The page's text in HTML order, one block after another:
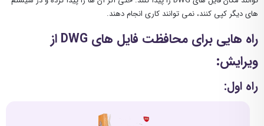
های دیگر کپی کنند، نمی توانند کاری انجام دهند.
راه هایی برای محافظت فایل های DWG از
ویرایش:
راه اول: